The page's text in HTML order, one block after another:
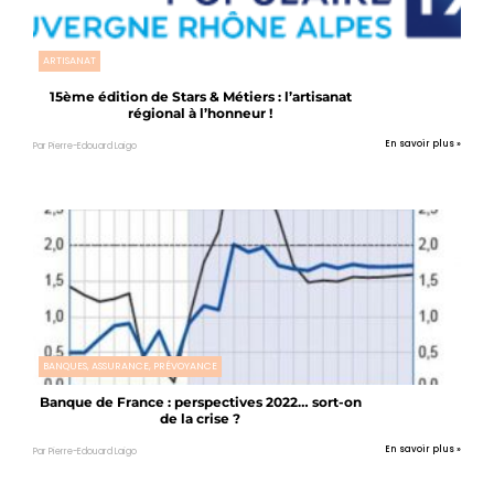
ARTISANAT
15ème édition de Stars & Métiers : l’artisanat
régional à l’honneur !
Par Pierre-Edouard Laigo En savoir plus »
BANQUES, ASSURANCE, PRÉVOYANCE
Banque de France : perspectives 2022… sort-on
de la crise ?
Par Pierre-Edouard Laigo En savoir plus »